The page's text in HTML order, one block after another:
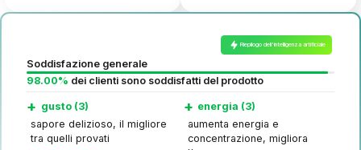
Riepilogo dell'intelligenza artificiale
Soddisfazione generale
98.00% dei clienti sono soddisfatti del prodotto
+ gusto (3)
sapore delizioso, il migliore
tra quelli provati
+ energia (3)
aumenta energia e
concentrazione, migliora